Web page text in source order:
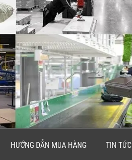
HƯỚNG DẪN MUA HÀNG TIN TỨC